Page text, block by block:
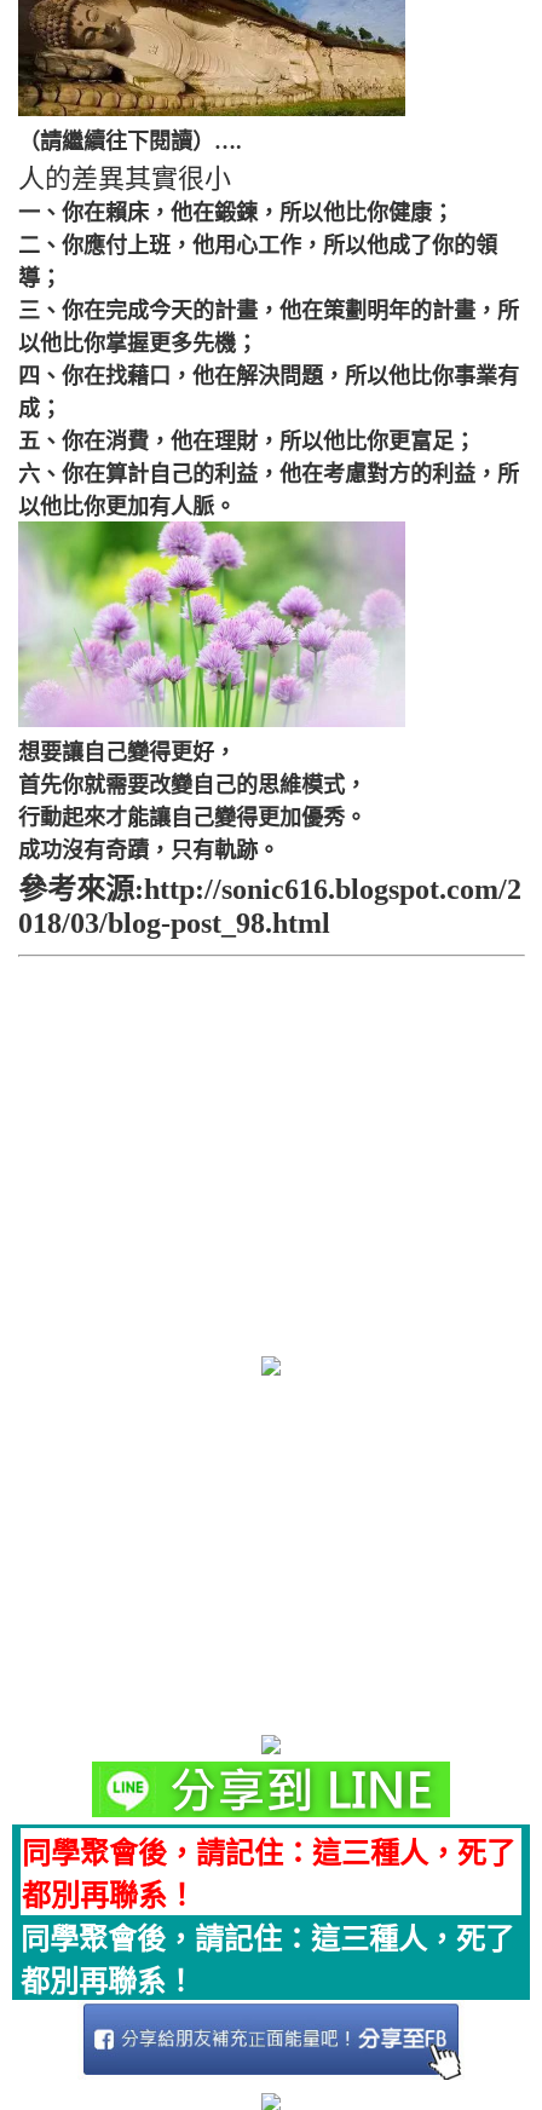
（請繼續往下閱讀）….
人的差異其實很小
一、你在賴床，他在鍛鍊，所以他比你健康；
二、你應付上班，他用心工作，所以他成了你的領
導；
三、你在完成今天的計畫，他在策劃明年的計畫，所
以他比你掌握更多先機；
四、你在找藉口，他在解決問題，所以他比你事業有
成；
五、你在消費，他在理財，所以他比你更富足；
六、你在算計自己的利益，他在考慮對方的利益，所
以他比你更加有人脈。
想要讓自己變得更好，
首先你就需要改變自己的思維模式，
行動起來才能讓自己變得更加優秀。
成功沒有奇蹟，只有軌跡。
參考來源:http://sonic616.blogspot.com/2
018/03/blog-post_98.html
同學聚會後，請記住：這三種人，死了
都別再聯系！
同學聚會後，請記住：這三種人，死了
都別再聯系！